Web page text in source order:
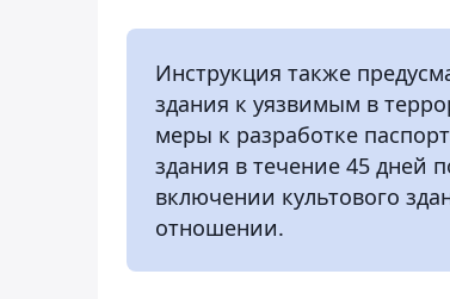
Инструкция также
здания к уязвимым в
меры к разработке
здания в течение 45 дней
включении культового
отношении.